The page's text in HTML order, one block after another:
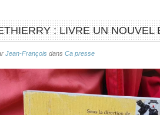
: LIVRE UN NOUVEL
Jean-François dans Ca presse